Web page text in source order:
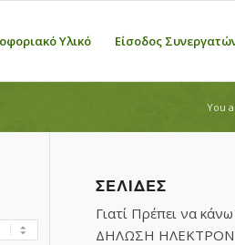
Υλικό Είσοδος
You
ΣΕΛΊΔΕΣ
Γιατί Πρέπει να
ΔΗΛΩΣΗ